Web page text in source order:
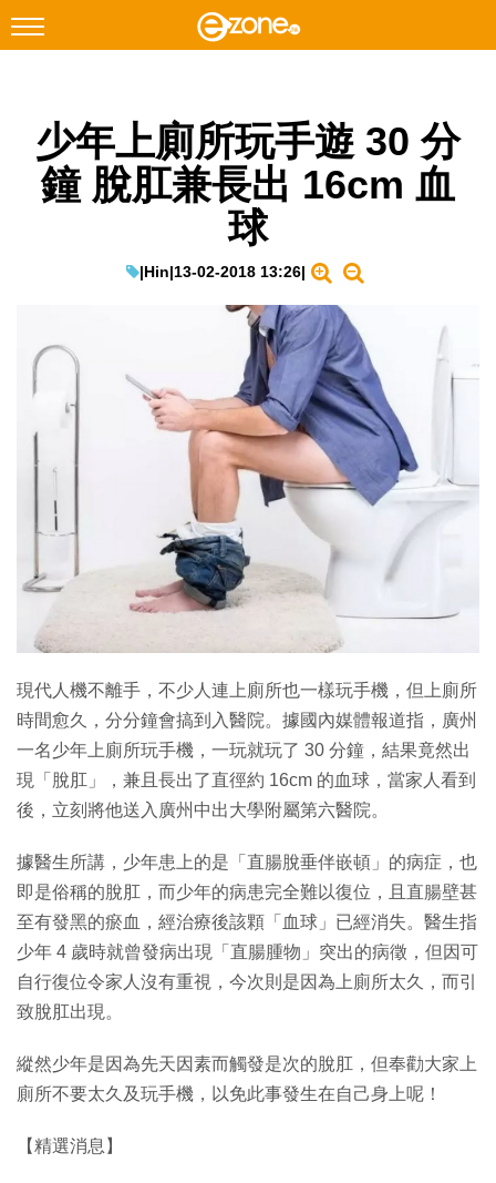
Facebook Instagram
科技焦點
EduTech
IT Times
生成式AI與雲端應用
Enterprise Digital Transformation
特集
少年上廁所玩手遊 30 分
鐘 脫肛兼長出 16cm 血
球
|Hin|13-02-2018 13:26|
現代人機不離手，不少人連上廁所也一樣玩手機，但上廁所
時間愈久，分分鐘會搞到入醫院。據國內媒體報道指，廣州
一名少年上廁所玩手機，一玩就玩了 30 分鐘，結果竟然出
現「脫肛」，兼且長出了直徑約 16cm 的血球，當家人看到
後，立刻將他送入廣州中出大學附屬第六醫院。
據醫生所講，少年患上的是「直腸脫垂伴嵌頓」的病症，也
即是俗稱的脫肛，而少年的病患完全難以復位，且直腸壁甚
至有發黑的瘀血，經治療後該顆「血球」已經消失。醫生指
少年 4 歲時就曾發病出現「直腸腫物」突出的病徵，但因可
自行復位令家人沒有重視，今次則是因為上廁所太久，而引
致脫肛出現。
縱然少年是因為先天因素而觸發是次的脫肛，但奉勸大家上
廁所不要太久及玩手機，以免此事發生在自己身上呢！
【精選消息】